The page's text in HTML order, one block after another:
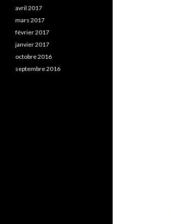
avril 2017
mars 2017
février 2017
janvier 2017
octobre 2016
septembre 2016